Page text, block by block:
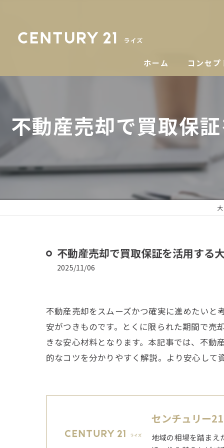
ホーム コンセプ
不動産売却で買取保
不動産売却で買取保証を活用する
2025/11/06
不動産売却をスムーズかつ確実に進めたいと
安がつきものです。とくに限られた期間で売
きな安心材料となります。本記事では、不
的なコツを分かりやすく解説。より安心して
センチュリー
地域の相場を踏まえ